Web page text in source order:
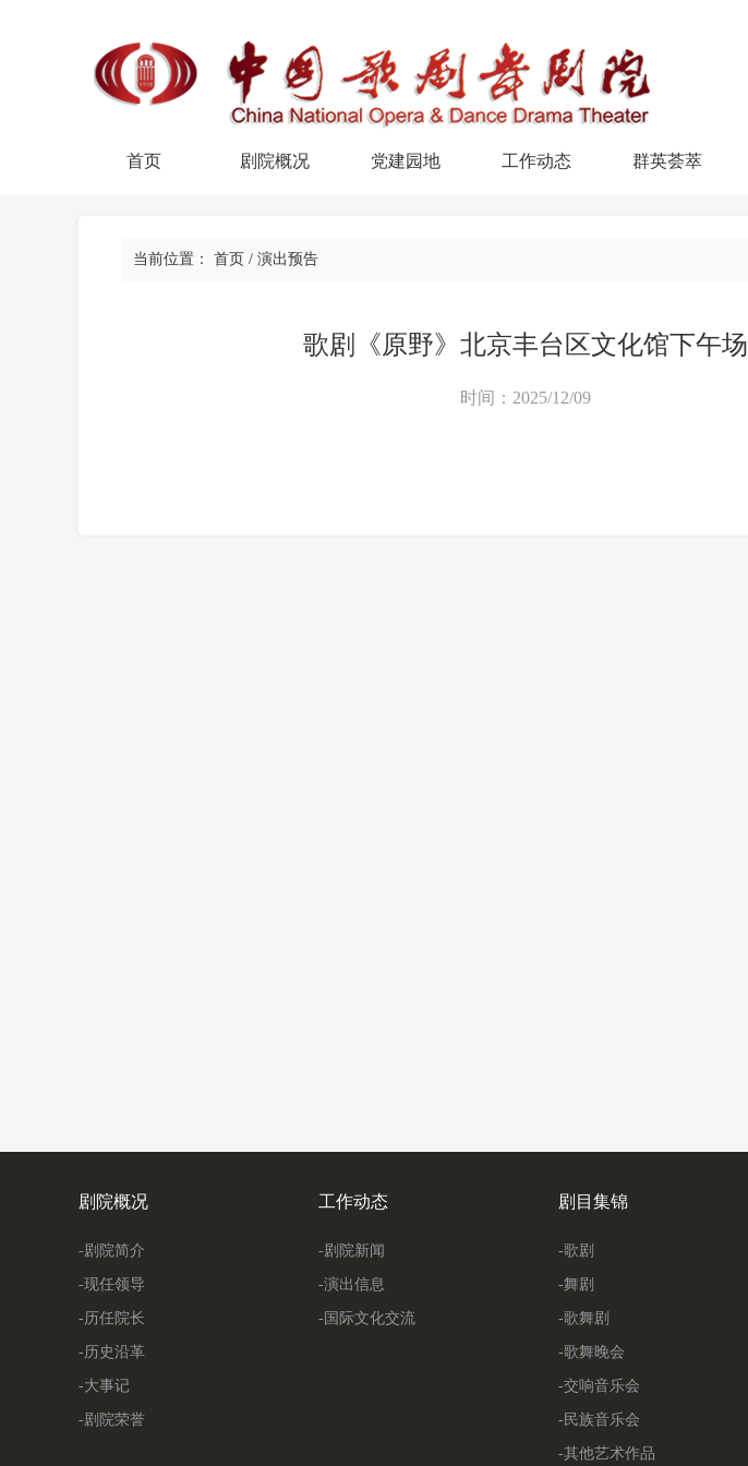
首页 剧院概况 党建园地 工作动态 群英荟萃
当前位置： 首页 / 演出预告
歌剧《原野》北京丰台区文化馆下午场
时间：2025/12/09
剧院概况
-剧院简介
-现任领导
-历任院长
-历史沿革
-大事记
-剧院荣誉
工作动态
-剧院新闻
-演出信息
-国际文化交流
剧目集锦
-歌剧
-舞剧
-歌舞剧
-歌舞晚会
-交响音乐会
-民族音乐会
-其他艺术作品